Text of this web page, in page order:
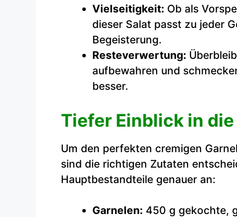
Vielseitigkeit: Ob als
dieser Salat passt zu jeder
Begeisterung.
Resteverwertung:
aufbewahren und
besser.
Tiefer Einblick in
Um den perfekten cremigen
sind die richtigen Zutaten
Hauptbestandteile genauer an:
Garnelen: 450 g gekochte,